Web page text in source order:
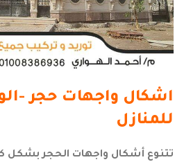
اشكال واجهات حجر -
للمنازل
تتنوع أشكال واجهات الحجر بشكل